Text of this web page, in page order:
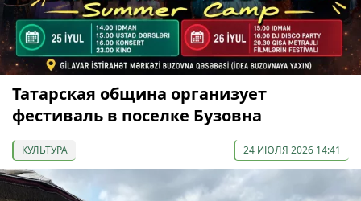
Татарская община организует
фестиваль в поселке Бузовна
КУЛЬТУРА 24 ИЮЛЯ 2026 14:41